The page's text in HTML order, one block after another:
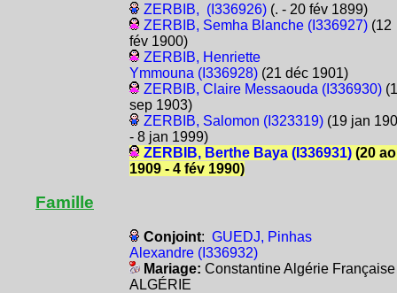
ZERBIB, (I336926)(. - 20 fév 1899)
ZERBIB, Semha Blanche (I336927)(12
fév 1900)
ZERBIB, Henriette
Ymmouna (I336928)(21 déc 1901)
ZERBIB, Claire Messaouda (I336930)
sep 1903)
ZERBIB, Salomon (I323319)(19 jan
- 8 jan 1999)
ZERBIB, Berthe Baya (I336931)(20
1909 - 4 fév 1990)
Famille
Conjoint: GUEDJ, Pinhas
Alexandre (I336932)
Mariage: Constantine Algérie Française
ALGÉRIE